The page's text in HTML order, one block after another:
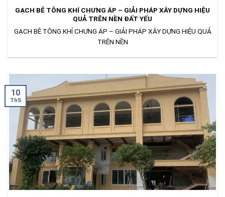
GẠCH BÊ TÔNG KHÍ CHƯNG ÁP – GIẢI PHÁP XÂY DỰNG HIỆU
QUẢ TRÊN NỀN ĐẤT YẾU
GẠCH BÊ TÔNG KHÍ CHƯNG ÁP – GIẢI PHÁP XÂY DỰNG HIỆU QUẢ
TRÊN NỀN
10
Th5